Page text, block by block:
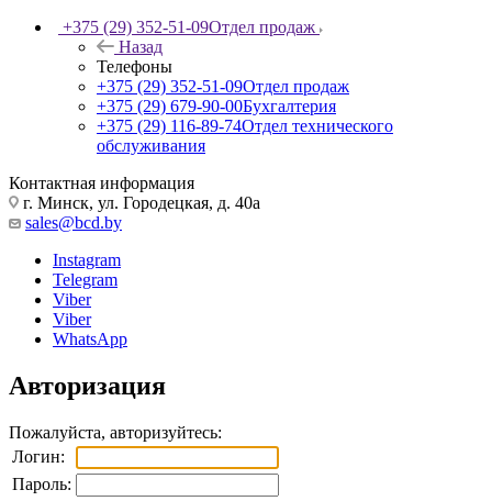
+375 (29) 352-51-09Отдел продаж
Назад
Телефоны
+375 (29) 352-51-09Отдел продаж
+375 (29) 679-90-00Бухгалтерия
+375 (29) 116-89-74Отдел технического
обслуживания
Контактная информация
г. Минск, ул. Городецкая, д. 40а
sales@bcd.by
Instagram
Telegram
Viber
Viber
WhatsApp
Авторизация
Пожалуйста, авторизуйтесь:
Логин:
Пароль: